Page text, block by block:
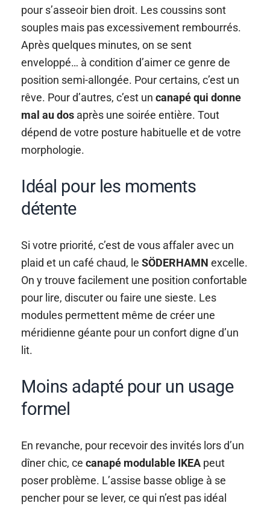
pour s’asseoir bien droit. Les coussins sont
souples mais pas excessivement rembourrés.
Après quelques minutes, on se sent
enveloppé… à condition d’aimer ce genre de
position semi-allongée. Pour certains, c’est un
rêve. Pour d’autres, c’est uncanapé qui donne
mal au dos après une soirée entière. Tout
dépend de votre posture habituelle et de votre
morphologie.
Idéal pour les moments
détente
Si votre priorité, c’est de vous affaler avec un
plaid et un café chaud, leSÖDERHAMN excelle.
On y trouve facilement une position confortable
pour lire, discuter ou faire une sieste. Les
modules permettent même de créer une
méridienne géante pour un confort digne d’un
lit.
Moins adapté pour un usage
formel
En revanche, pour recevoir des invités lors d’un
dîner chic, cecanapé modulable IKEA peut
poser problème. L’assise basse oblige à se
pencher pour se lever, ce qui n’est pas idéal